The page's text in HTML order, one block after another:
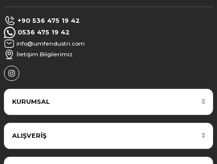
+90 536 475 19 42
0536 475 19 42
info@umfendustri.com
İletişim Bilgilerimiz
KURUMSAL
ALIŞVERİŞ